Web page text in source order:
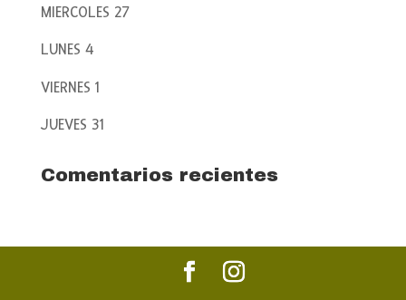
MIERCOLES 27
LUNES 4
VIERNES 1
JUEVES 31
Comentarios recientes